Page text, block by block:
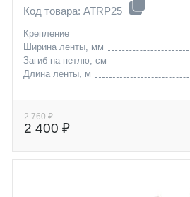
Код товара: ATRP25
Крепление
Ширина ленты, мм
Загиб на петлю, см
Длина ленты, м
2 760 ₽
2 400 ₽